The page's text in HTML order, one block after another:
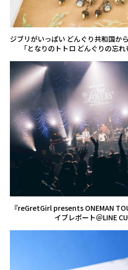
ジブリがいっぱい どんぐり共和国か
「となりのトトロ どんぐりの忘
『reGretGirl presents ONEMAN
イブレポート＠LINE